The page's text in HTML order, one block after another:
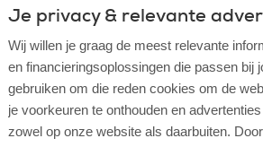
en strak design
rijervaring en praktische
technologieën en
en hybride modellen gericht op
Je privacy & relevante
Wij willen je graag de meest relevante
en financieringsoplossingen die passen bij
gebruiken om die reden cookies om de
je voorkeuren te onthouden en
zowel op onze website als daarbuiten.